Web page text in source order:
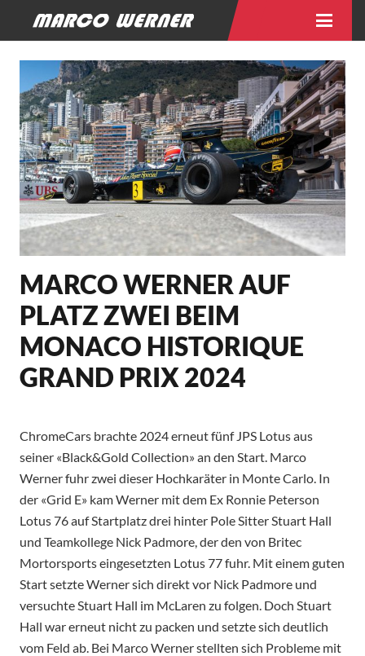
MARCO WERNER AUF
PLATZ ZWEI BEIM
MONACO HISTORIQUE
GRAND PRIX 2024
ChromeCars brachte 2024 erneut fünf JPS Lotus aus
seiner «Black&Gold Collection» an den Start. Marco
Werner fuhr zwei dieser Hochkaräter in Monte Carlo. In
der «Grid E» kam Werner mit dem Ex Ronnie Peterson
Lotus 76 auf Startplatz drei hinter Pole Sitter Stuart Hall
und Teamkollege Nick Padmore, der den von Britec
Mortorsports eingesetzten Lotus 77 fuhr. Mit einem guten
Start setzte Werner sich direkt vor Nick Padmore und
versuchte Stuart Hall im McLaren zu folgen. Doch Stuart
Hall war erneut nicht zu packen und setzte sich deutlich
vom Feld ab. Bei Marco Werner stellten sich Probleme mit